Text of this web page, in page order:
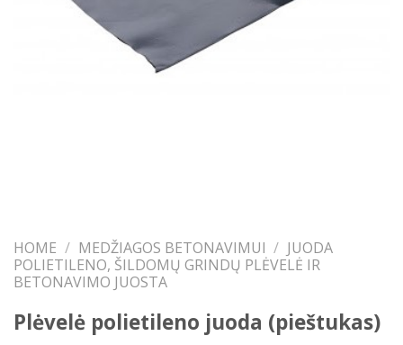
HOME / MEDŽIAGOS BETONAVIMUI / JUODA
POLIETILENO, ŠILDOMŲ GRINDŲ PLĖVELĖ IR
BETONAVIMO JUOSTA
Plėvelė polietileno juoda (pieštukas)